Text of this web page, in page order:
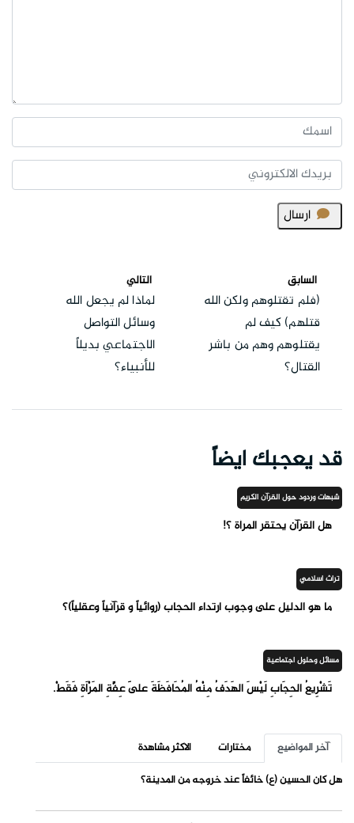
ارسال
السابق
(فلم تقتلوهم ولكن الله
قتلهم) كيف لم
يقتلوهم وهم من باشر
القتال؟
التالي
لماذا لم يجعل الله
وسائل التواصل
الاجتماعي بديلاً
للأنبياء؟
قد يعجبك ايضاً
شبهات وردود حول القرآن الكريم
هل القرآن يحتقر المرأة ؟!
تراث اسلامي
ما هو الدليل على وجوب ارتداء الحجاب (روائياً و قرآنياً وعقلياً)؟
مسائل وحلول اجتماعية
تَشْرِيعُ الحِجَابِ لَيْسَ الهَدَفُ مِنْهُ المُحَافَظَةَ عَلَى عِفَّةِ المَرْأَةِ فَقَطْ.
آخر المواضيع مختارات
الاكثر مشاهدة
هل كان الحسين (ع) خائفاً عند خروجه من المدينة؟